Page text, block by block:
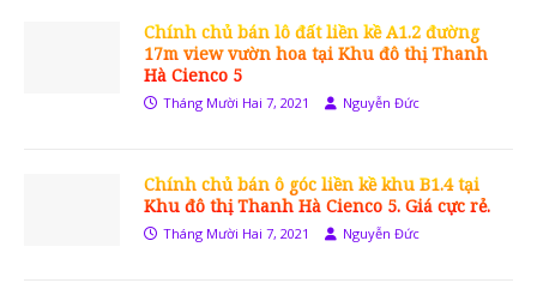
Chính chủ bán lô đất liền kề A1.2 đường
17m view vườn hoa tại Khu đô thị Thanh
Hà Cienco 5
Tháng Mười Hai 7, 2021 Nguyễn Đức
Chính chủ bán ô góc liền kề khu B1.4 tại
Khu đô thị Thanh Hà Cienco 5. Giá cực rẻ.
Tháng Mười Hai 7, 2021 Nguyễn Đức